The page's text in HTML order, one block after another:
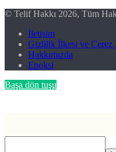
© Telif Hakkı 2026, Tüm
İletişim
Gizlilik İlkesi ve Çerez
Hakkımızda
Epoksi
Başa dön tuşu